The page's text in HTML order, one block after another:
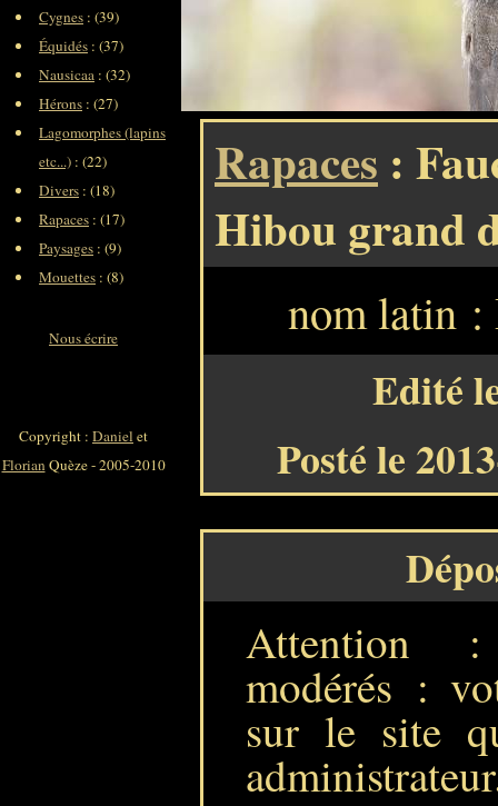
Rapaces :
Hibou grand
nom latin :
Edité
Posté le
Attention :
modérés :
sur le site
Cygnes : (39)
Équidés : (37)
Nausicaa : (32)
Hérons : (27)
Lagomorphes (lapins
etc...) : (22)
Divers : (18)
Rapaces : (17)
Paysages : (9)
Mouettes : (8)
Nous écrire
Copyright : Daniel et
FlorianQuèze - 2005-2010